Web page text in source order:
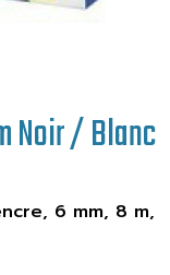
Noir / Blanc
6 mm, 8 m,